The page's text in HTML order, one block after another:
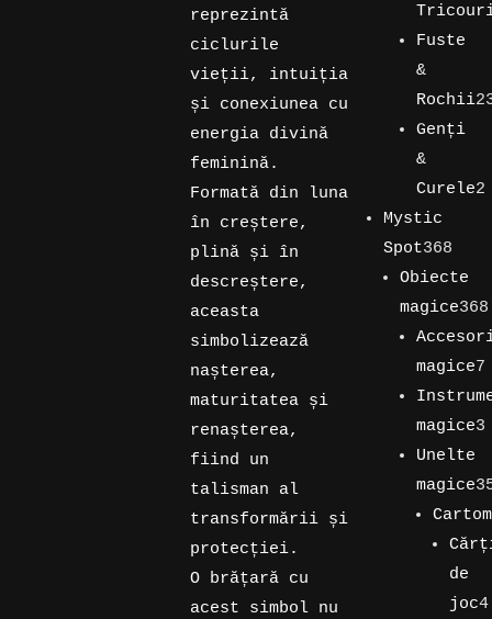
reprezintă
ciclurile
vieții, intuiția
și conexiunea cu
energia divină
feminină.
Formată din luna
în creștere,
plină și în
descreștere,
aceasta
simbolizează
nașterea,
maturitatea și
renașterea,
fiind un
talisman al
transformării și
protecției.
O brățară cu
acest simbol nu
12
produse
Fuste
&
Rochii
23
de
produse
Genți
&
Curele2
2
produse
Mystic
Spot368368
de
Obiecte
magice368
368
de
produse
magice7
7
produse
magice3
3
produse
Unelte
magice
358
de
produse
149
dede
joc4